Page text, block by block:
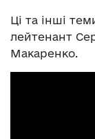
Ці та інші
лейтенант
Макаренко.